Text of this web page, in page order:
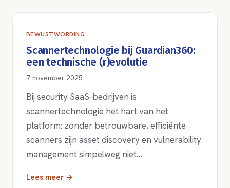
BEWUSTWORDING
Scannertechnologie bij Guardian360:
een technische (r)evolutie
7 november 2025
Bij security SaaS-bedrijven is
scannertechnologie het hart van het
platform: zonder betrouwbare, efficiënte
scanners zijn asset discovery en vulnerability
management simpelweg niet…
Lees meer →